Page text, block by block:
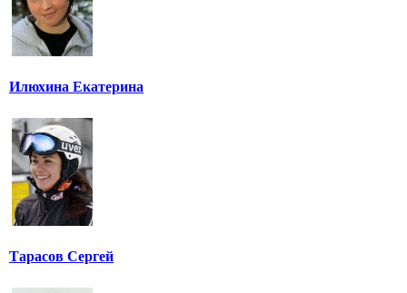
Илюхина Екатерина
Тарасов Сергей